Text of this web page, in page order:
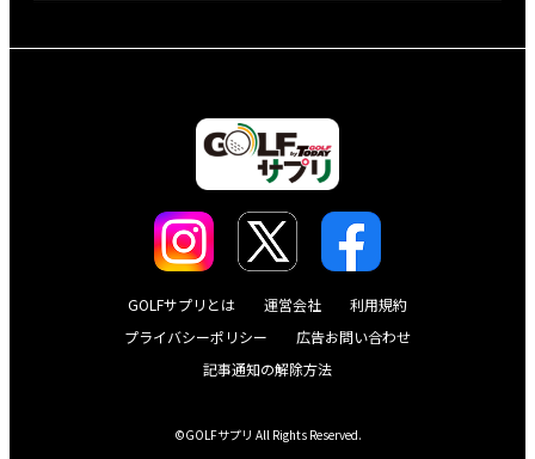
GOLFサプリとは 運営会社
利用規約
プライバシーポリシー
広告お問い合わせ
記事通知の解除方法
©GOLFサプリ All Rights Reserved.